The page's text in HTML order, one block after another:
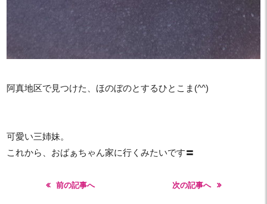
阿真地区で見つけた、ほのぼのとするひとこま(^^)
可愛い三姉妹。
これから、おばぁちゃん家に行くみたいです〓
前の記事へ 次の記事へ